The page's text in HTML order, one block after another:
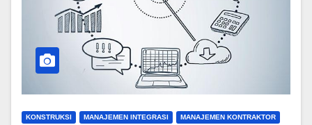
KONSTRUKSI MANAJEMEN INTEGRASI MANAJEMEN KONTRAKTOR